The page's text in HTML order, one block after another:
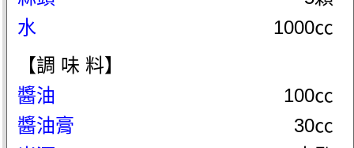
水
1000㏄
【調 味 料】
醬油
100㏄
醬油膏
30㏄